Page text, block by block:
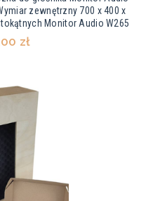
zewnętrzny 700 x 400 x
Monitor Audio W265
zł